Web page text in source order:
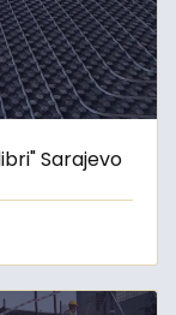
Sarajevo